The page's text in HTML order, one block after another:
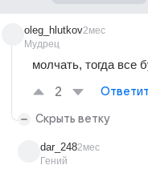
oleg_hlutkov
Мудрец
2мес
молчать, тогда все
2
Скрыть ветку
dar_248
Гений
2мес